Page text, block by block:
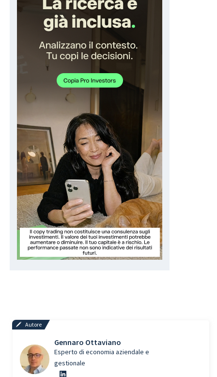
Autore
Gennaro Ottaviano
Esperto di economia aziendale e
gestionale